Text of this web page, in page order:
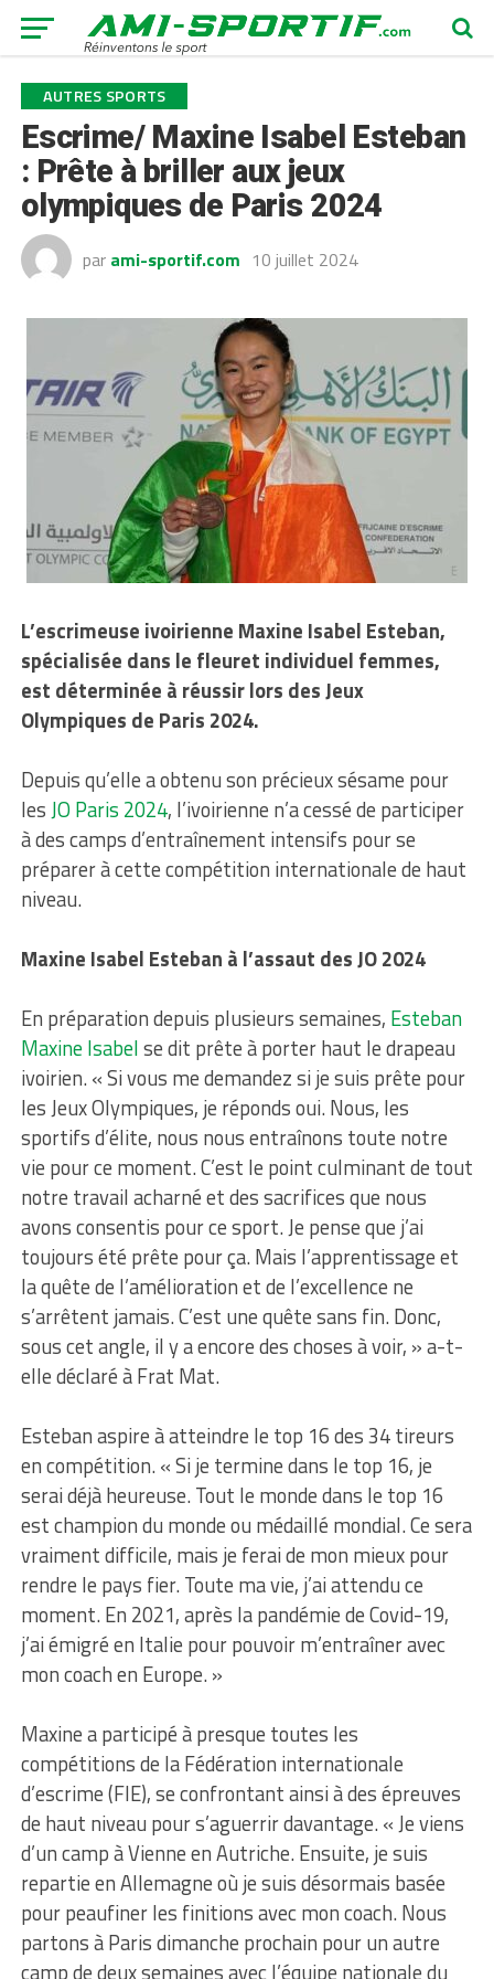
AUTRES SPORTS
Escrime/ Maxine Isabel Esteban
: Prête à briller aux jeux
olympiques de Paris 2024
par ami-sportif.com 10 juillet 2024
L’escrimeuse ivoirienne Maxine Isabel Esteban,
spécialisée dans le fleuret individuel femmes,
est déterminée à réussir lors des Jeux
Olympiques de Paris 2024.
Depuis qu’elle a obtenu son précieux sésame pour
lesJO Paris 2024, l’ivoirienne n’a cessé de participer
à des camps d’entraînement intensifs pour se
préparer à cette compétition internationale de haut
niveau.
Maxine Isabel Esteban à l’assaut des JO 2024
En préparation depuis plusieurs semaines, Esteban
Maxine Isabelse dit prête à porter haut le drapeau
ivoirien. « Si vous me demandez si je suis prête pour
les Jeux Olympiques, je réponds oui. Nous, les
sportifs d’élite, nous nous entraînons toute notre
vie pour ce moment. C’est le point culminant de tout
notre travail acharné et des sacrifices que nous
avons consentis pour ce sport. Je pense que j’ai
toujours été prête pour ça. Mais l’apprentissage et
la quête de l’amélioration et de l’excellence ne
s’arrêtent jamais. C’est une quête sans fin. Donc,
sous cet angle, il y a encore des choses à voir, » a-t-
elle déclaré à Frat Mat.
Esteban aspire à atteindre le top 16 des 34 tireurs
en compétition. « Si je termine dans le top 16, je
serai déjà heureuse. Tout le monde dans le top 16
est champion du monde ou médaillé mondial. Ce sera
vraiment difficile, mais je ferai de mon mieux pour
rendre le pays fier. Toute ma vie, j’ai attendu ce
moment. En 2021, après la pandémie de Covid-19,
j’ai émigré en Italie pour pouvoir m’entraîner avec
mon coach en Europe. »
Maxine a participé à presque toutes les
compétitions de la Fédération internationale
d’escrime (FIE), se confrontant ainsi à des épreuves
de haut niveau pour s’aguerrir davantage. « Je viens
d’un camp à Vienne en Autriche. Ensuite, je suis
repartie en Allemagne où je suis désormais basée
pour peaufiner les finitions avec mon coach. Nous
partons à Paris dimanche prochain pour un autre
camp de deux semaines avec l’équipe nationale du